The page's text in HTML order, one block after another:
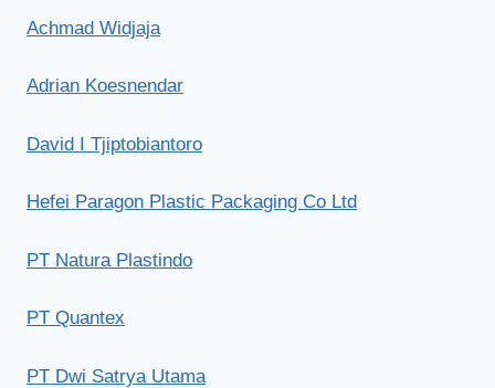
Achmad Widjaja
Adrian Koesnendar
David I Tjiptobiantoro
Hefei Paragon Plastic Packaging Co Ltd
PT Natura Plastindo
PT Quantex
PT Dwi Satrya Utama